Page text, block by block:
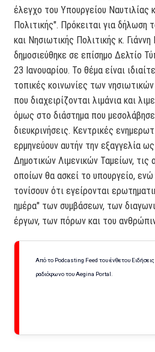
έλεγχο του Υπουργείου Ναυτιλίας
Πολιτικής". Πρόκειται για δήλωση
και Νησιωτικής Πολιτικής κ.
δημοσιεύθηκε σε επίσημο Δελτίο
23 Ιανουαρίου. Το θέμα είναι
τοπικές κοινωνίες των
που διαχειρίζονται λιμάνια και
όμως στο διάστημα που
διευκρινήσεις. Κεντρικές
ερμηνεύουν αυτήν την εξαγγελία
Δημοτικών Λιμενικών Ταμείων, τις
οποίων θα ασκεί το υπουργείο,
τονίσουν ότι εγείρονται
ημέρα" των συμβάσεων, των
έργων, των πόρων και του
Από το Podcasting Feed του ένθετου
ραδιόφωνο του Aegina Portal.